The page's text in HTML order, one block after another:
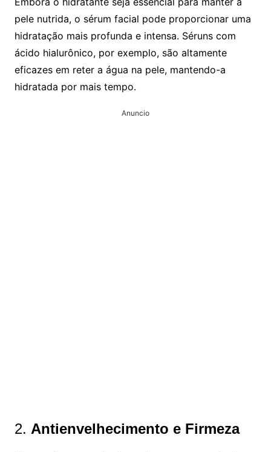
pele nutrida, o sérum facial pode proporcionar uma
hidratação mais profunda e intensa. Séruns com
ácido hialurônico, por exemplo, são altamente
eficazes em reter a água na pele, mantendo-a
hidratada por mais tempo.
Anuncio
2. Antienvelhecimento e Firmeza